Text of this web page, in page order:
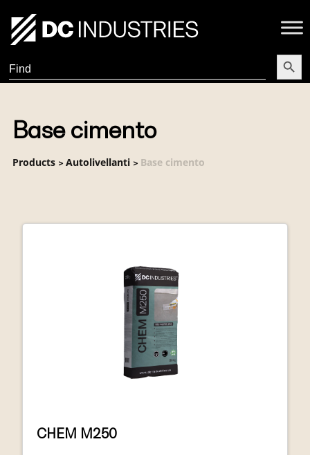
Search
for:
Search
Base cimento
Products> Autolivellanti> Base cimento
CHEM M250